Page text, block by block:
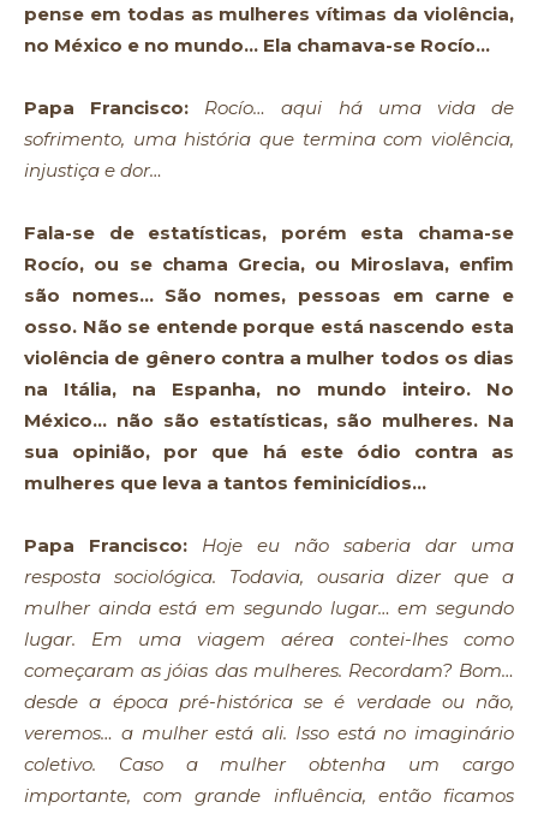
pense em todas as mulheres vítimas da violência,
no México e no mundo… Ela chamava-se Rocío…
Papa Francisco:
Rocío… aqui há uma vida de
sofrimento, uma história que termina com violência,
injustiça e dor…
Fala-se de estatísticas, porém esta chama-se
Rocío, ou se chama Grecia, ou Miroslava, enfim
são nomes… São nomes, pessoas em carne e
osso. Não se entende porque está nascendo esta
violência de gênero contra a mulher todos os dias
na Itália, na Espanha, no mundo inteiro. No
México… não são estatísticas, são mulheres. Na
sua opinião, por que há este ódio contra as
mulheres que leva a tantos feminicídios…
Papa Francisco:
Hoje eu não saberia dar uma
resposta sociológica. Todavia, ousaria dizer que a
mulher ainda está em segundo lugar… em segundo
lugar. Em uma viagem aérea contei-lhes como
começaram as jóias das mulheres. Recordam? Bom…
desde a época pré-histórica se é verdade ou não,
veremos… a mulher está ali. Isso está no imaginário
coletivo. Caso a mulher obtenha um cargo
importante, com grande influência, então ficamos